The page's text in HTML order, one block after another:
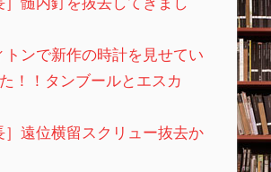
トンで新作の時計を見せてい
！！タンブールとエスカ
］遠位横留スクリュー抜去か